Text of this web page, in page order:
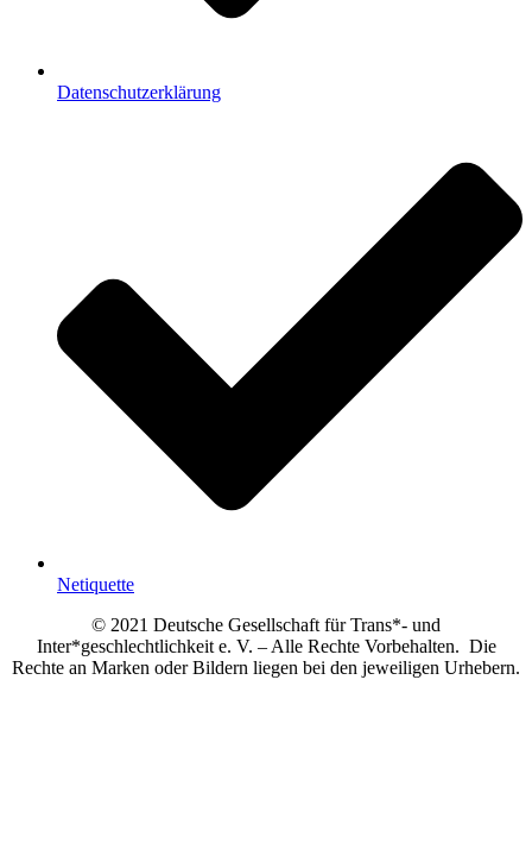
Datenschutzerklärung
Netiquette
© 2021 Deutsche Gesellschaft für Trans*- und
Inter*geschlechtlichkeit e. V. – Alle Rechte Vorbehalten. Die
Rechte an Marken oder Bildern liegen bei den jeweiligen Urhebern.